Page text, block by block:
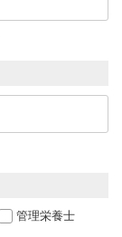
管理栄養士